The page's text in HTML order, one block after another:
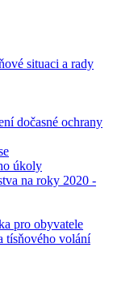
situaci a rady
dočasné ochrany
úkoly
na roky 2020 -
pro obyvatele
tísňového volání